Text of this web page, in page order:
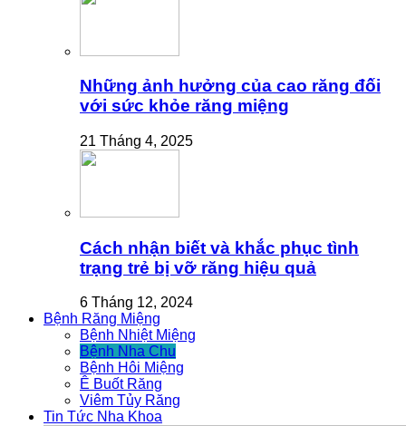
Những ảnh hưởng của cao răng đối
với sức khỏe răng miệng
21 Tháng 4, 2025
Cách nhận biết và khắc phục tình
trạng trẻ bị vỡ răng hiệu quả
6 Tháng 12, 2024
Bệnh Răng Miệng
Bệnh Nhiệt Miệng
Bệnh Nha Chu
Bệnh Hôi Miệng
Ê Buốt Răng
Viêm Tủy Răng
Tin Tức Nha Khoa